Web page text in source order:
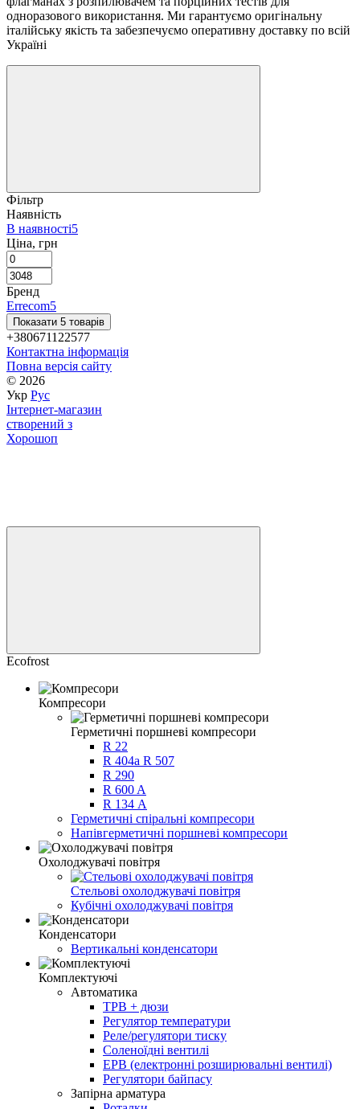
одноразового використання. Ми гарантуємо оригінальну
італійську якість та забезпечуємо оперативну доставку по всій
Україні
Фільтр
Наявність
В наявності5
Ціна, грн
Бренд
Errecom5
Показати 5 товарів
+380671122577
Контактна інформація
Повна версія сайту
© 2026
Укр Рус
Інтернет-магазин
створений з
Хорошоп
Ecofrost
Компресори
Герметичні поршневі компресори
R 22
R 404a R 507
R 290
R 600 A
R 134 А
Герметичні спіральні компресори
Напівгерметичні поршневі компресори
Охолоджувачі повітря
Стельові охолоджувачі повітря
Кубічні охолоджувачі повітря
Конденсатори
Вертикальні конденсатори
Комплектуючі
Автоматика
ТРВ + дюзи
Регулятор температури
Реле/регулятори тиску
Соленоїдні вентилі
ЕРВ (електронні розширювальні вентилі)
Регулятори байпасу
Запірна арматура